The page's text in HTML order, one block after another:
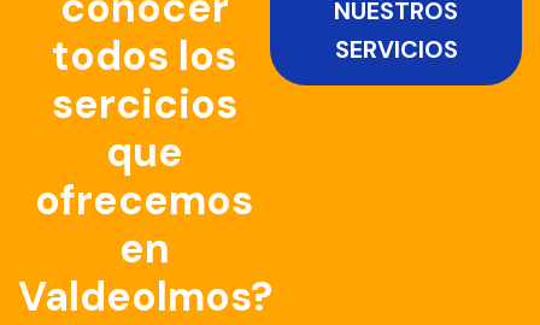
todos los
sercicios
que
ofrecemos
en
Valdeolmos?
NUESTROS
SERVICIOS